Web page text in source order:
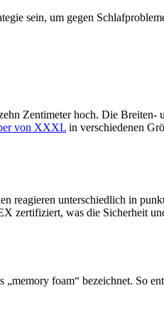
sein, um gegen
Zentimeter hoch. Die Breiten-
von XXXL in verschiedenen
reagieren unterschiedlich in
zertifiziert, was die Sicherheit
foam“ bezeichnet. So